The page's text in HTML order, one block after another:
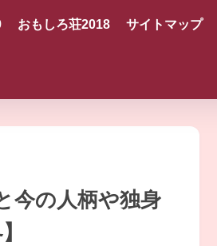
おもしろ荘2018 サイトマップ
今の人柄や独身